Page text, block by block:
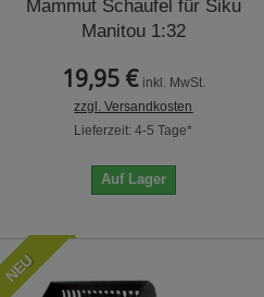
Mammut Schaufel für Siku
Manitou 1:32
19,95 € inkl. MwSt.
zzgl. Versandkosten
Lieferzeit: 4-5 Tage*
Auf Lager
NEU